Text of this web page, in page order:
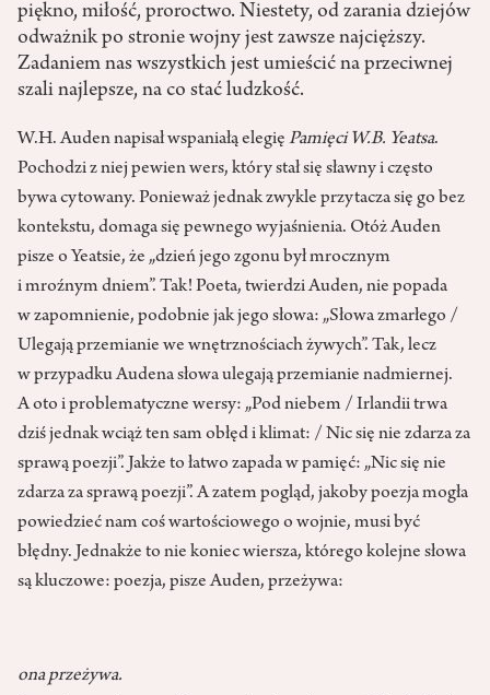
piękno, miłość, proroctwo. Niestety, od zarania dziejów
odważnik po stronie wojny jest zawsze najcięższy.
Zadaniem nas wszystkich jest umieścić na przeciwnej
szali najlepsze, na co stać ludzkość.
W.H. Auden napisał wspaniałą elegię Pamięci W.B. Yeatsa.
Pochodzi z niej pewien wers, który stał się sławny i często
bywa cytowany. Ponieważ jednak zwykle przytacza się go bez
kontekstu, domaga się pewnego wyjaśnienia. Otóż Auden
pisze o Yeatsie, że „dzień jego zgonu był mrocznym
i mroźnym dniem”. Tak! Poeta, twierdzi Auden, nie popada
w zapomnienie, podobnie jak jego słowa: „Słowa zmarłego /
Ulegają przemianie we wnętrznościach żywych”. Tak, lecz
w przypadku Audena słowa ulegają przemianie nadmiernej.
A oto i problematyczne wersy: „Pod niebem / Irlandii trwa
dziś jednak wciąż ten sam obłęd i klimat: / Nic się nie zdarza za
sprawą poezji”. Jakże to łatwo zapada w pamięć: „Nic się nie
zdarza za sprawą poezji”. A zatem pogląd, jakoby poezja mogła
powiedzieć nam coś wartościowego o wojnie, musi być
błędny. Jednakże to nie koniec wiersza, którego kolejne słowa
są kluczowe: poezja, pisze Auden, przeżywa:
ona przeżywa.